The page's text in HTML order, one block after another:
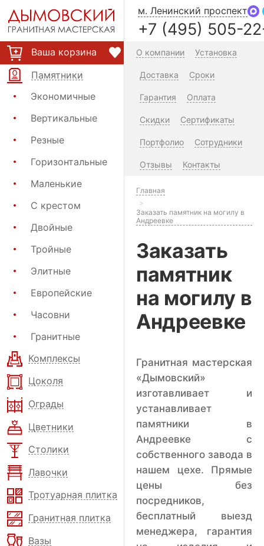
Ваша корзина
Памятники
Экономичные
Вертикальные
Резные
Горизонтальные
Маленькие
С крестом
Двойные
Тройные
Элитные
Европейские
Часовни
Гранитные
Комплексы
Цоколя
Ограды
Цветники
Столики
Лавочки
Тротуарная плитка
Гранитная плитка
Вазы
м. Ленинский проспект
+7 (495) 505-
О компании Установка
Доставка Сроки
Гарантия Оплата
Скидки Сертификаты
Портфолио Сотрудники
Отзывы Контакты
Главная
Заказать памятник на могилу в
Андреевке
Заказать
памятник
на могилу в
Андреевке
Гранитная мастерская
«Дымовский»
изготавливает и
устанавливает
памятники в
Андреевке с
собственного завода в
нашем цехе. Прямые
цены без
посредников,
бесплатный выезд
менеджера, гарантия